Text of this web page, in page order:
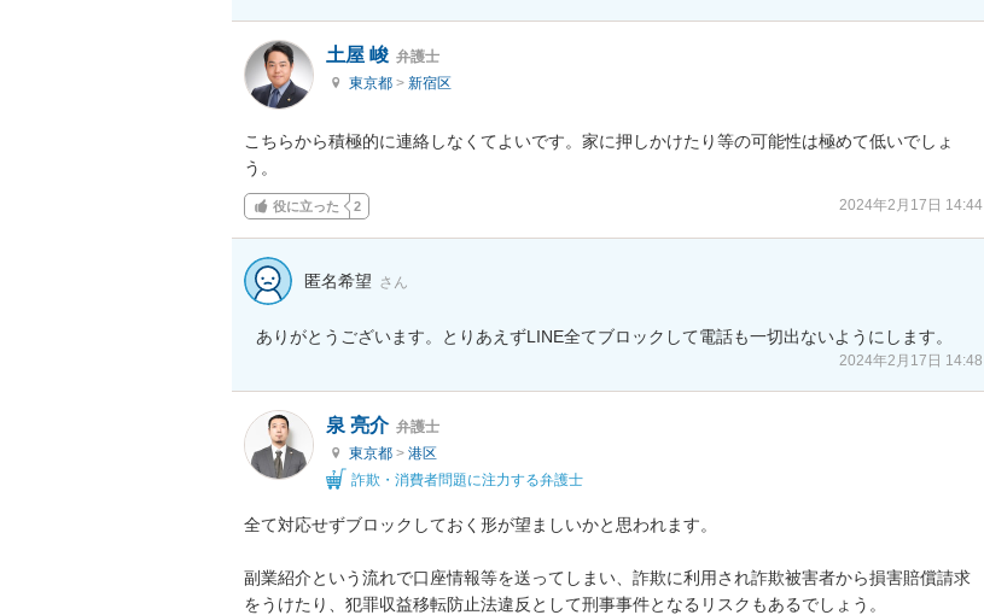
土屋 峻 弁護士
東京都 > 新宿区
こちらから積極的に連絡しなくてよいです。家に押しかけたり等の可能性は極めて低いでしょ
う。
役に立った 2 2024年2月17日 14:44
匿名希望 さん
ありがとうございます。とりあえずLINE全てブロックして電話も一切出ないようにします。
2024年2月17日 14:48
泉 亮介 弁護士
東京都 > 港区
詐欺・消費者問題に注力する弁護士
全て対応せずブロックしておく形が望ましいかと思われます。
副業紹介という流れで口座情報等を送ってしまい、詐欺に利用され詐欺被害者から損害賠償請求
をうけたり、犯罪収益移転防止法違反として刑事事件となるリスクもあるでしょう。